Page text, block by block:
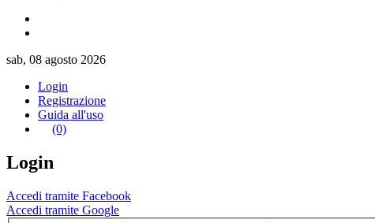
sab, 08 agosto 2026
Login
Registrazione
Guida all'uso
(0)
Login
Accedi tramite Facebook
Accedi tramite Google